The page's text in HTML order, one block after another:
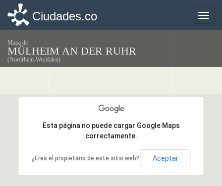
Toggle
Ciudades.co
Mapa de
MÜLHEIM AN DER RUHR
(Nordrhein-Westfalen)
Esta página no puede cargar Google Maps
correctamente.
¿Eres el propietario de este sitio web? Aceptar
Esta página no puede cargar Google Maps
correctamente.
¿Eres el propietario de este sitio web? Aceptar
Toggle
Ciudades.co